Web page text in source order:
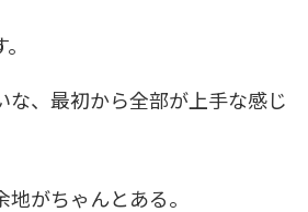
な、最初から全部が上手な感じ
がちゃんとある。